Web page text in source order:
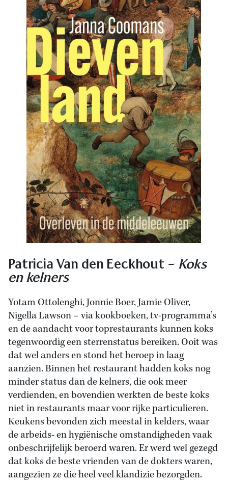
Patricia Van den Eeckhout – Koks
en kelners
Yotam Ottolenghi, Jonnie Boer, Jamie Oliver,
Nigella Lawson – via kookboeken, tv-programma’s
en de aandacht voor toprestaurants kunnen koks
tegenwoordig een sterrenstatus bereiken. Ooit was
dat wel anders en stond het beroep in laag
aanzien. Binnen het restaurant hadden koks nog
minder status dan de kelners, die ook meer
verdienden, en bovendien werkten de beste koks
niet in restaurants maar voor rijke particulieren.
Keukens bevonden zich meestal in kelders, waar
de arbeids- en hygiënische omstandigheden vaak
onbeschrijfelijk beroerd waren. Er werd wel gezegd
dat koks de beste vrienden van de dokters waren,
aangezien ze die heel veel klandizie bezorgden.